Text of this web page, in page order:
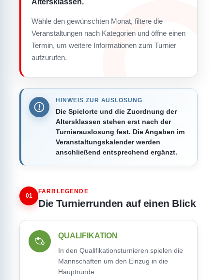
Wähle den gewünschten Monat, filtere die
Veranstaltungen nach Kategorien und öffne einen
Termin, um weitere Informationen zum Turnier
aufzurufen.
HINWEIS ZUR AUSLOSUNG
Die Spielorte und die Zuordnung der
Altersklassen stehen erst nach der
Turnierauslosung fest. Die Angaben im
Veranstaltungskalender werden
anschließend entsprechend ergänzt.
01
FARBLEGENDE
Die Turnierrunden auf einen Blick
QUALIFIKATION
In den Qualifikationsturnieren spielen die
Mannschaften um den Einzug in die
Hauptrunde.